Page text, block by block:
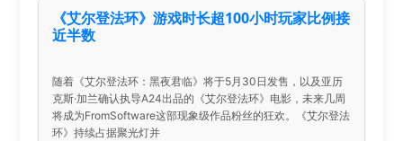
《艾尔登法环》游戏时长超100小时玩家比例接
近半数
随着《艾尔登法环：黑夜君临》将于5月30日发售，以及亚历
克斯·加兰确认执导A24出品的《艾尔登法环》电影，未来几周
将成为FromSoftware这部现象级作品粉丝的狂欢。《艾尔登法
环》持续占据聚光灯并